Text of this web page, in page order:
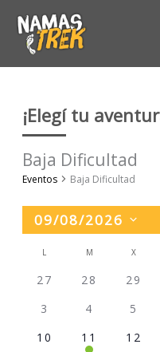
contenido
¡Elegí tu
Baja Dificultad
Eventos Baja Dificultad
09/08/2026
fecha.
Calendario
L M X
27 28 29
3
4 5
10
11 12